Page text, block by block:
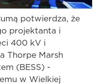
potwierdza, że
projektanta i
400 kV i
Thorpe Marsh
(BESS) -
w Wielkiej